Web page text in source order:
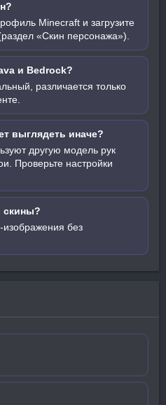
Minecraft и загрузите
«Скин персонажа»).
и Bedrock?
различается только
выглядеть иначе?
другую модель рук
Проверьте настройки
скины?
без